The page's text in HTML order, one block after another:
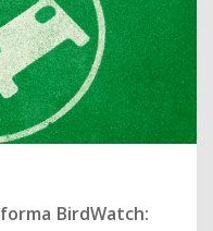
BirdWatch: